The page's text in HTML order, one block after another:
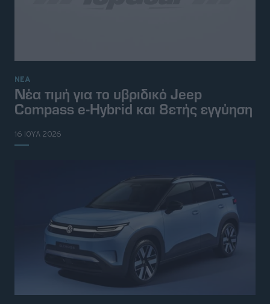
ΝΕΑ
Νέα τιμή για το υβριδικό Jeep
Compass e-Hybrid και 8ετής εγγύηση
16 ΙΟΥΛ 2026